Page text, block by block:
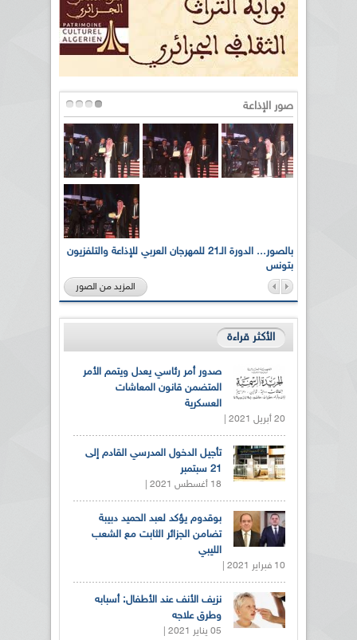
صور الإذاعة
بالصور... الدورة الـ21 للمهرجان العربي للإذاعة والتلفزيون
بتونس
المزيد من الصور
الأكثر قراءة
صدور أمر رئاسي يعدل ويتمم الأمر
المتضمن قانون المعاشات
العسكرية
20 أبريل 2021 |
تأجيل الدخول المدرسي القادم إلى
21 سبتمبر
18 أغسطس 2021 |
بوقدوم يؤكد لعبد الحميد دبيبة
تضامن الجزائر الثابت مع الشعب
الليبي
10 فبراير 2021 |
نزيف الأنف عند الأطفال: أسبابه
وطرق علاجه
05 يناير 2021 |